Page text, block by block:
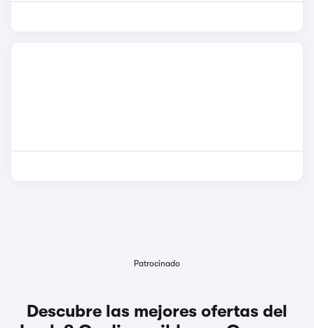
Patrocinado
Descubre las mejores ofertas del